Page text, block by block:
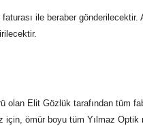
ile beraber
olan Elit Gözlük tarafından tüm
için, ömür boyu tüm Yılmaz